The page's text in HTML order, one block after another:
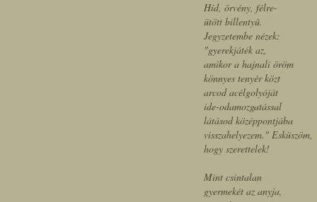
Híd, örvény, félre-
ütött billentyû.
Jegyzetembe nézek:
"gyerekjáték az,
amikor a hajnali öröm
könnyes tenyér közt
arcod acélgolyóját
ide-odamozgatással
látásod középpontjába
visszahelyezem." Esküszöm,
hogy szerettelek!
Mint csintalan
gyermekét az anyja,